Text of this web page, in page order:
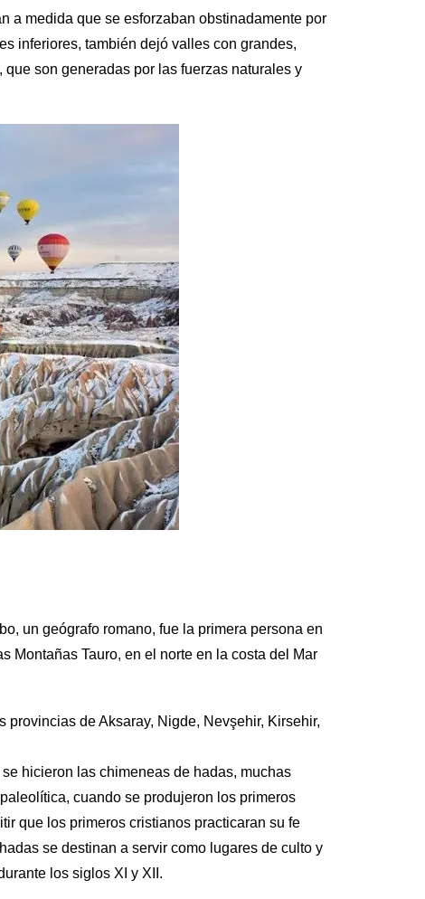
a medida que se esforzaban obstinadamente por
inferiores, también dejó valles con grandes,
son generadas por las fuerzas naturales y
un geógrafo romano, fue la primera persona en
Montañas Tauro, en el norte en la costa del Mar
de Aksaray, Nigde, Nevşehir, Kirsehir,
hicieron las chimeneas de hadas, muchas
cuando se produjeron los primeros
que los primeros cristianos practicaran su fe
se destinan a servir como lugares de culto y
los siglos XI y XII.